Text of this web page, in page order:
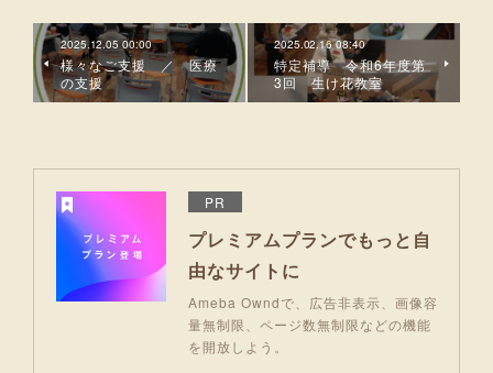
2025.12.05 00:00
様々なご支援 ／ 医療
の支援
2025.02.16 08:40
特定補導 令和6年度第
3回 生け花教室
PR
プレミアムプランでもっと自
由なサイトに
Ameba Owndで、広告非表示、画像容
量無制限、ページ数無制限などの機能
を開放しよう。